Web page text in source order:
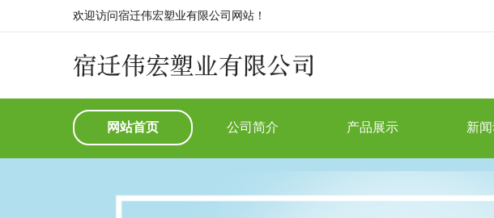
欢迎访问宿迁伟宏塑业有限公司网站！
网站首页 公司简介 产品展示 新